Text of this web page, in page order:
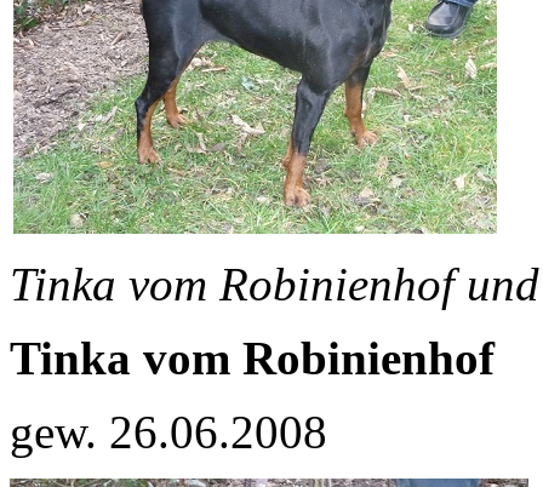
Tinka vom Robinienhof
Tinka vom Robinienhof
gew. 26.06.2008